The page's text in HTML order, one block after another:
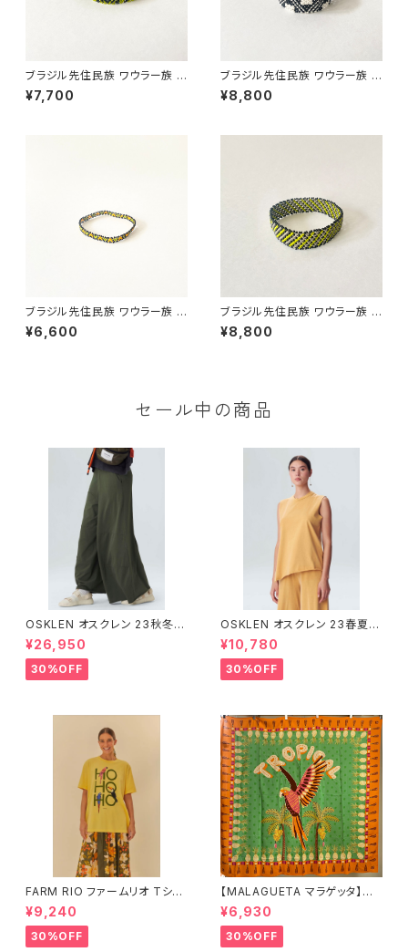
ブラジル先住民族 ワウラー族 ビ
ーズブレスレット 1cm幅 内周17
cm
¥7,700
ブラジル先住民族 ワウラー族 ビ
ーズブレスレット 1.5cm幅 内周
15cm
¥8,800
ブラジル先住民族 ワウラー族 ビ
ーズブレスレット 0.5cm幅 内周
16cm
¥6,600
ブラジル先住民族 ワウラー族 ビ
ーズブレスレット 1.5cm幅 内周
15cm
¥8,800
セール中の商品
OSKLEN オスクレン 23秋冬
ボトムス 1045-69665
¥26,950
30%OFF
OSKLEN オスクレン 23春夏 ト
ップス 1027-67292
¥10,780
30%OFF
FARM RIO ファームリオ Tシャ
ツ HOHOHO
¥9,240
30%OFF
【MALAGUETA マラゲッタ】カ
ンガ TROPICAL
¥6,930
30%OFF